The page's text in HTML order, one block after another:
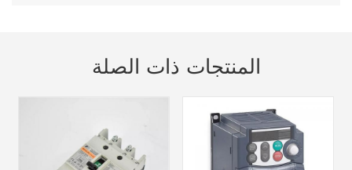
المنتجات ذات الصلة